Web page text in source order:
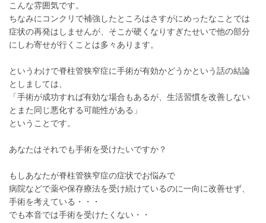
こんな雰囲気です。
ちなみにコンクリで補強したところはさすがにめったなことでは
症状の再発はしませんが、そこが硬くなりすぎたせいで他の部分
にしわ寄せが行くことは多々あります。
というわけで脊柱管狭窄症に手術が有効かどうかという話の結論
としましては、
「手術が成功すれば有効な場合もあるが、生活習慣を改善しない
とまた同じ悪化する可能性がある」
ということです。
あなたはそれでも手術を受けたいですか？
もしあなたが脊柱管狭窄症の症状でお悩みで
病院などで薬や保存療法を受け続けているのに一向に改善せず、
手術を考えている・・・
でも本音では手術を受けたくない・・